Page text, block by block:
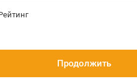
Продолжить